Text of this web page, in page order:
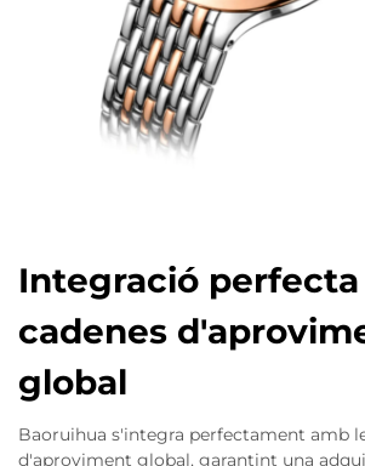
Integració
cadenes
global
Baoruihua s'integra perfectament amb
d'aproviment global, garantint una